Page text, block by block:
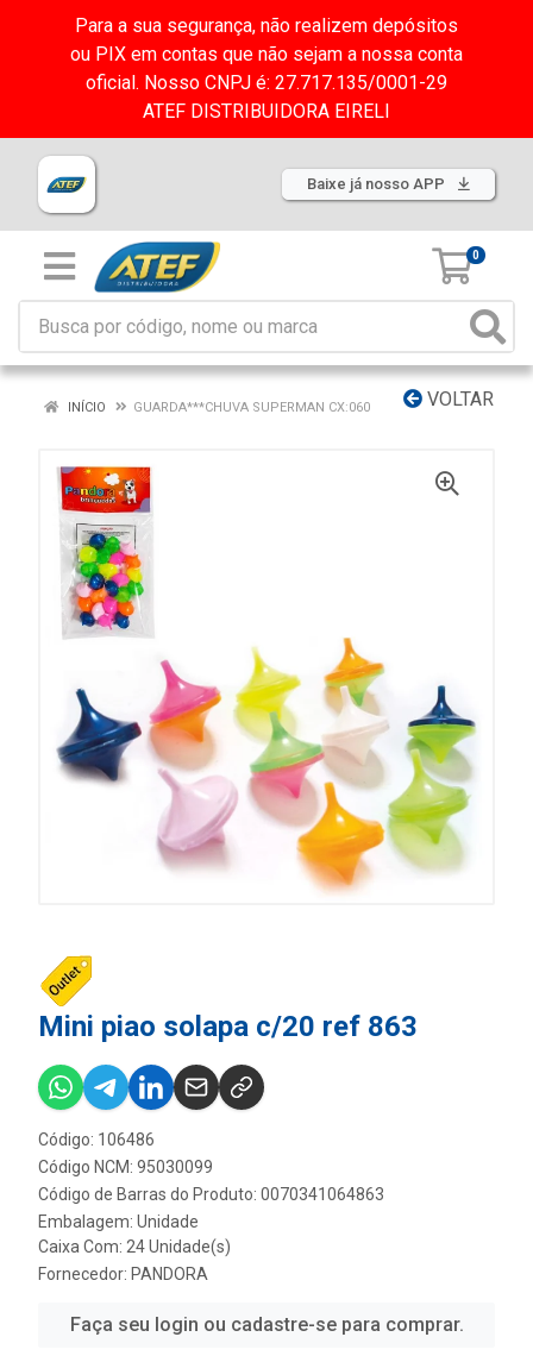
Para a sua segurança, não realizem depósitos
ou PIX em contas que não sejam a nossa conta
oficial. Nosso CNPJ é: 27.717.135/0001-29
ATEF DISTRIBUIDORA EIRELI
Baixe já nosso APP
0
VOLTAR
INÍCIO GUARDA***CHUVA SUPERMAN CX:060
Mini piao solapa c/20 ref 863
Código: 106486
Código NCM: 95030099
Código de Barras do Produto: 0070341064863
Embalagem: Unidade
Caixa Com: 24 Unidade(s)
Fornecedor: PANDORA
Faça seu login ou cadastre-se para comprar.